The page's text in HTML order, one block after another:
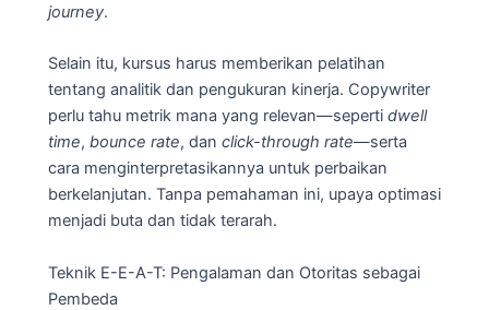
journey.
Selain itu, kursus harus memberikan pelatihan
tentang analitik dan pengukuran kinerja. Copywriter
perlu tahu metrik mana yang relevan—seperti dwell
time, bounce rate, dan click-through rate—serta
cara menginterpretasikannya untuk perbaikan
berkelanjutan. Tanpa pemahaman ini, upaya optimasi
menjadi buta dan tidak terarah.
Teknik E-E-A-T: Pengalaman dan Otoritas sebagai
Pembeda